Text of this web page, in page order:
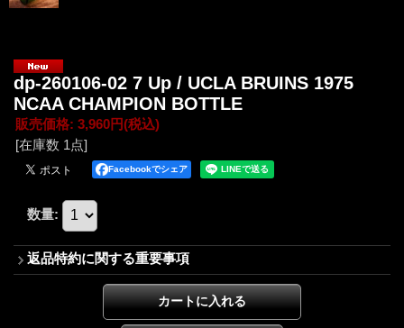
dp-260106-02 7 Up / UCLA BRUINS 1975
NCAA CHAMPION BOTTLE
販売価格: 3,960円(税込)
[在庫数 1点]
Facebookでシェア
数量:
返品特約に関する重要事項